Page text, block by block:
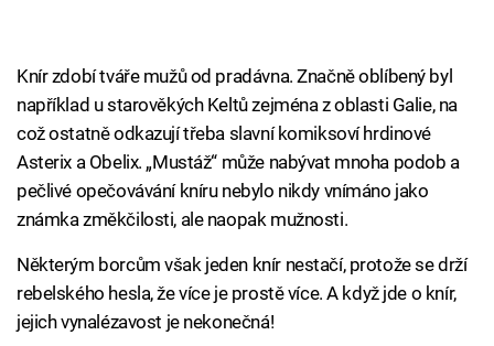
Knír zdobí tváře mužů od pradávna. Značně oblíbený byl
například u starověkých Keltů zejména z oblasti Galie, na
což ostatně odkazují třeba slavní komiksoví hrdinové
Asterix a Obelix. „Mustáž“ může nabývat mnoha podob a
pečlivé opečovávání kníru nebylo nikdy vnímáno jako
známka změkčilosti, ale naopak mužnosti.
Některým borcům však jeden knír nestačí, protože se drží
rebelského hesla, že více je prostě více. A když jde o knír,
jejich vynalézavost je nekonečná!